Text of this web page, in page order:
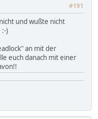
#191
und wußte nicht
:-)
an mit der
euch danach mit einer